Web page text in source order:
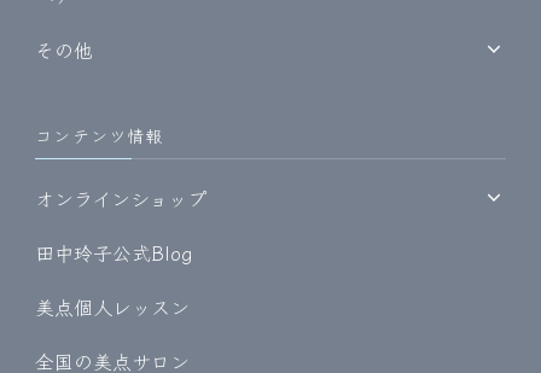
その他
コンテンツ情報
オンラインショップ
田中玲子公式Blog
美点個人レッスン
全国の美点サロン